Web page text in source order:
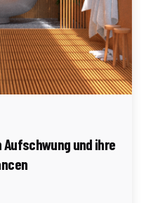
Pölten Stadt / Land
Aufschwung und ihre